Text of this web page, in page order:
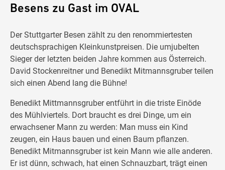
Besens zu Gast im OVAL
Der Stuttgarter Besen zählt zu den renommiertesten
deutschsprachigen Kleinkunstpreisen. Die umjubelten
Sieger der letzten beiden Jahre kommen aus Österreich.
David Stockenreitner und Benedikt Mitmannsgruber teilen
sich einen Abend lang die Bühne!
Benedikt Mittmannsgruber entführt in die triste Einöde
des Mühlviertels. Dort braucht es drei Dinge, um ein
erwachsener Mann zu werden: Man muss ein Kind
zeugen, ein Haus bauen und einen Baum pflanzen.
Benedikt Mitmannsgruber ist kein Mann wie alle anderen.
Er ist dünn, schwach, hat einen Schnauzbart, trägt einen